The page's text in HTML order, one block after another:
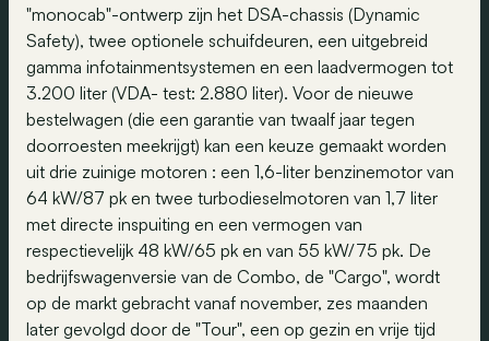
"monocab"-ontwerp zijn het DSA-chassis (Dynamic
Safety), twee optionele schuifdeuren, een uitgebreid
gamma infotainmentsystemen en een laadvermogen tot
3.200 liter (VDA- test: 2.880 liter). Voor de nieuwe
bestelwagen (die een garantie van twaalf jaar tegen
doorroesten meekrijgt) kan een keuze gemaakt worden
uit drie zuinige motoren : een 1,6-liter benzinemotor van
64 kW/87 pk en twee turbodieselmotoren van 1,7 liter
met directe inspuiting en een vermogen van
respectievelijk 48 kW/65 pk en van 55 kW/75 pk. De
bedrijfswagenversie van de Combo, de "Cargo", wordt
op de markt gebracht vanaf november, zes maanden
later gevolgd door de "Tour", een op gezin en vrije tijd